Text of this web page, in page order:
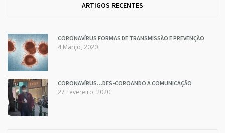
ARTIGOS RECENTES
CORONAVÍRUS FORMAS DE TRANSMISSÃO E PREVENÇÃO
4 Março, 2020
CORONAVÍRUS…DES-COROANDO A COMUNICAÇÃO
27 Fevereiro, 2020